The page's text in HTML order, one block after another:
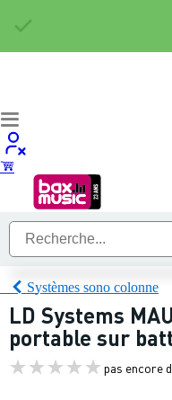
Systèmes sono colonne
LD Systems
portable sur
pas encore